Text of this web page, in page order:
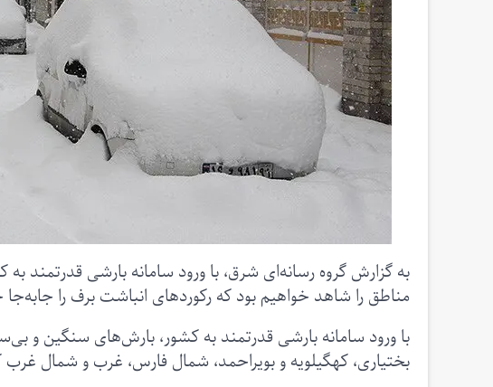
به گزارش گروه رسانه‌ای شرق، با ورود سامانه بارشی قدرتمند
مناطق را شاهد خواهیم بود که رکوردهای انباشت برف را
با ورود سامانه بارشی قدرتمند به کشور، بارش‌های سنگین و
بختیاری، کهگیلویه و بویراحمد، شمال فارس، غرب و شمال